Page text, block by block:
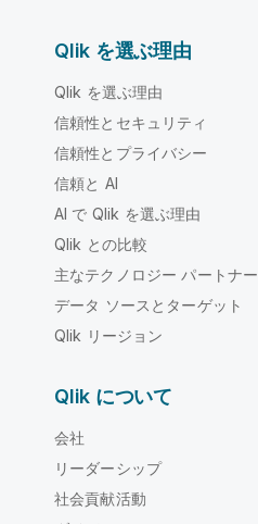
Qlik を選ぶ理由
Qlik を選ぶ理由
信頼性とセキュリティ
信頼性とプライバシー
信頼と AI
AI で Qlik を選ぶ理由
Qlik との比較
主なテクノロジー パートナー
データ ソースとターゲット
Qlik リージョン
Qlik について
会社
リーダーシップ
社会貢献活動